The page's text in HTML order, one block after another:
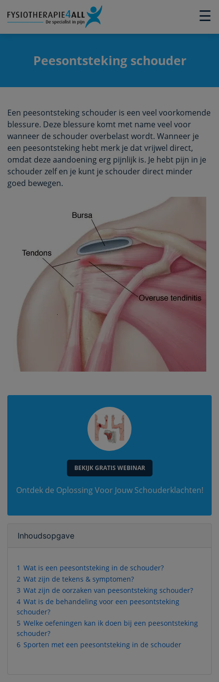
☰
×
Peesontsteking schouder
Een peesontsteking schouder is een veel voorkomende
blessure. Deze blessure komt met name veel voor
wanneer de schouder overbelast wordt. Wanneer je
een peesontsteking hebt merk je dat vrijwel direct,
omdat deze aandoening erg pijnlijk is. Je hebt pijn in je
schouder zelf en je kunt je schouder direct minder
goed bewegen.
BEKIJK GRATIS WEBINAR
Ontdek de Oplossing Voor Jouw Schouderklachten!
Inhoudsopgave
1 Wat is een peesontsteking in de schouder?
2 Wat zijn de tekens & symptomen?
3 Wat zijn de oorzaken van peesontsteking schouder?
4 Wat is de behandeling voor een peesontsteking
schouder?
5 Welke oefeningen kan ik doen bij een peesontsteking
schouder?
6 Sporten met een peesontsteking in de schouder